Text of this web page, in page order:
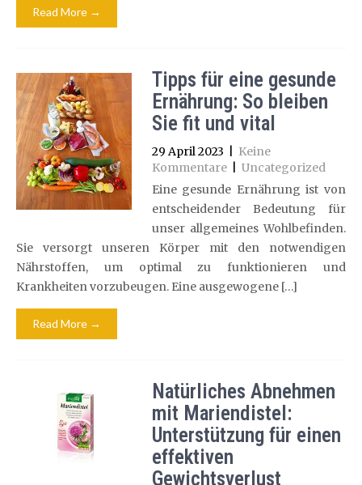
Read More →
Tipps für eine gesunde
Ernährung: So bleiben
Sie fit und vital
29 April 2023
Keine
Kommentare
Uncategorized
Eine gesunde Ernährung ist von
entscheidender Bedeutung für
unser allgemeines Wohlbefinden.
Sie versorgt unseren Körper mit den notwendigen
Nährstoffen, um optimal zu funktionieren und
Krankheiten vorzubeugen. Eine ausgewogene […]
Read More →
Natürliches Abnehmen
mit Mariendistel:
Unterstützung für einen
effektiven
Gewichtsverlust